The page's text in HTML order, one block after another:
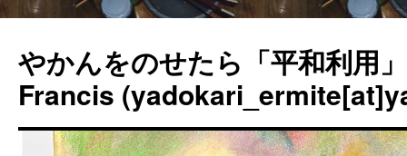
やかんをのせたら「平和利用
Francis